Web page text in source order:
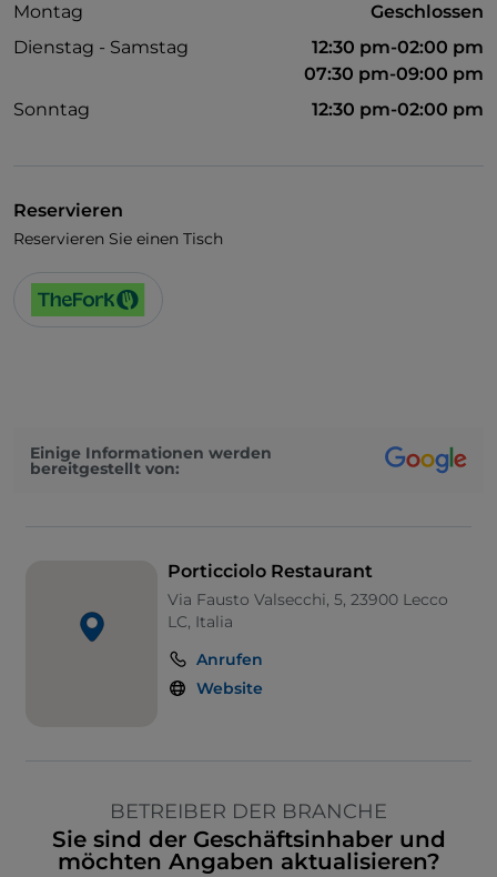
Montag
Geschlossen
Dienstag - Samstag
12:30 pm-02:00 pm
07:30 pm-09:00 pm
Sonntag
12:30 pm-02:00 pm
Reservieren
Reservieren Sie einen Tisch
Einige Informationen werden
bereitgestellt von:
Porticciolo Restaurant
Via Fausto Valsecchi, 5, 23900 Lecco
LC, Italia
Anrufen
Website
BETREIBER DER BRANCHE
Sie sind der Geschäftsinhaber und
möchten Angaben aktualisieren?